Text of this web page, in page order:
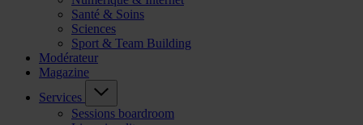
Santé & Soins
Sciences
Sport & Team Building
Modérateur
Magazine
Services
Sessions boardroom